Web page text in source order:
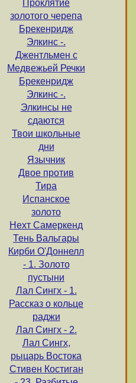
Проклятие
золотого черепа
Брекенридж
Элкинс -.
Джентльмен с
Медвежьей Речки
Брекенридж
Элкинс -.
Элкинсы не
сдаются
Твои школьные
дни
Язычник
Двое против
Тира
Испанское
золото
Нехт Самеркенд
Тень Вальгары
Кирби О'Доннелл
- 1. Золото
пустыни
Лал Сингх - 1.
Рассказ о кольце
раджи
Лал Сингх - 2.
Лал Сингх,
рыцарь Востока
Стивен Костиган